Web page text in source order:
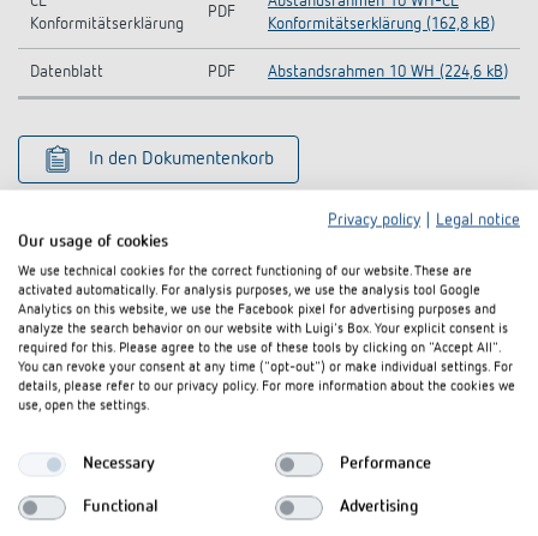
Konformitätserklärung
PDF
Konformitätserklärung (162,8 kB)
Datenblatt PDF Abstandsrahmen 10 WH (224,6 kB)
In den Dokumentenkorb
Ähnliche Produkte
Privacy policy
Legal notice
Our usage of cookies
We use technical cookies for the correct functioning of our website. These are
activated automatically. For analysis purposes, we use the analysis tool Google
Analytics on this website, we use the Facebook pixel for advertising purposes and
analyze the search behavior on our website with Luigi's Box. Your explicit consent is
required for this. Please agree to the use of these tools by clicking on "Accept All".
You can revoke your consent at any time ("opt-out") or make individual settings. For
details, please refer to our privacy policy. For more information about the cookies we
use, open the settings.
Necessary Performance
Functional Advertising